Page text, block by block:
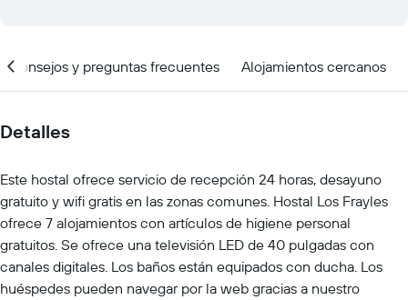
Consejos y preguntas frecuentes Alojamientos cercanos
Detalles
Este hostal ofrece servicio de recepción 24 horas, desayuno
gratuito y wifi gratis en las zonas comunes. Hostal Los Frayles
ofrece 7 alojamientos con artículos de higiene personal
gratuitos. Se ofrece una televisión LED de 40 pulgadas con
canales digitales. Los baños están equipados con ducha. Los
huéspedes pueden navegar por la web gracias a nuestro